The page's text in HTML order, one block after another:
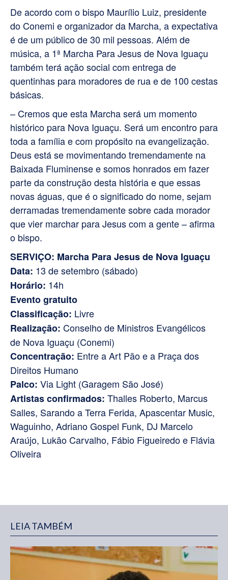
De acordo com o bispo Maurílio Luiz, presidente
do Conemi e organizador da Marcha, a expectativa
é de um público de 30 mil pessoas. Além de
música, a 1ª Marcha Para Jesus de Nova Iguaçu
também terá ação social com entrega de
quentinhas para moradores de rua e de 100 cestas
básicas.
– Cremos que esta Marcha será um momento
histórico para Nova Iguaçu. Será um encontro para
toda a família e com propósito na evangelização.
Deus está se movimentando tremendamente na
Baixada Fluminense e somos honrados em fazer
parte da construção desta história e que essas
novas águas, que é o significado do nome, sejam
derramadas tremendamente sobre cada morador
que vier marchar para Jesus com a gente – afirma
o bispo.
SERVIÇO: Marcha Para Jesus de Nova Iguaçu
Data: 13 de setembro (sábado)
Horário: 14h
Evento gratuito
Classificação: Livre
Realização: Conselho de Ministros Evangélicos
de Nova Iguaçu (Conemi)
Concentração: Entre a Art Pão e a Praça dos
Direitos Humano
Palco: Via Light (Garagem São José)
Artistas confirmados: Thalles Roberto, Marcus
Salles, Sarando a Terra Ferida, Apascentar Music,
Waguinho, Adriano Gospel Funk, DJ Marcelo
Araújo, Lukão Carvalho, Fábio Figueiredo e Flávia
Oliveira
LEIA TAMBÉM